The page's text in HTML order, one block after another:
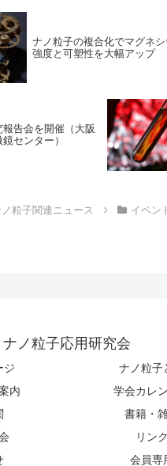
ナノ粒子の複合化でマグネ
強度と可塑性を大幅アップ
告会を開催（大阪
センター）
粒子関連ニュース
イベン
ナノ粒子応用研究会
ジ
ナノ粒子
内
学会カレ
書籍・
リンク
会員専